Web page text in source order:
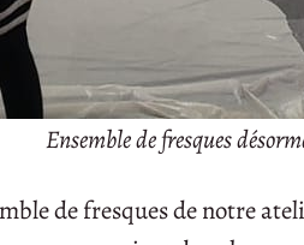
Ensemble de fresques
de fresques de notre